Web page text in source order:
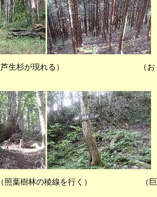
生杉が現れる） （お
の稜線を行く） （巨